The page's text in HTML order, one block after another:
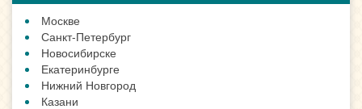
Москве
Санкт-Петербург
Новосибирске
Екатеринбурге
Нижний Новгород
Казани